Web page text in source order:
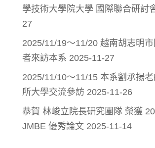
學技術大學院大學 國際聯合研討
27
2025/11/19～11/20 越南胡志明
者來訪本系 2025-11-27
2025/11/10～11/15 本系劉承揚
所大學交流參訪 2025-11-26
恭賀 林峻立院長研究團隊 榮獲
JMBE 優秀論文 2025-11-14